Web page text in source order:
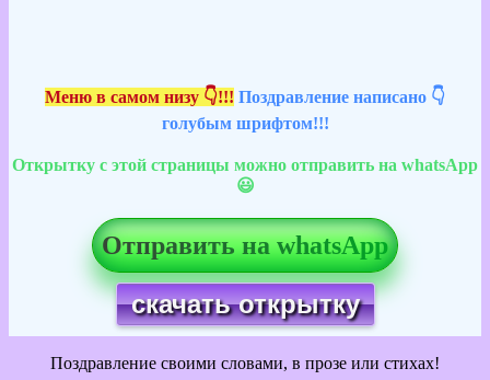
Меню в самом низу 👇!!! Поздравление написано 👇
голубым шрифтом!!!
Открытку с этой страницы можно отправить на whatsApp
😃
Отправить на whatsApp
скачать открытку
Поздравление своими словами, в прозе или стихах!